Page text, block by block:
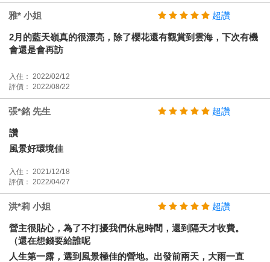
雅* 小姐 超讚
2月的藍天嶺真的很漂亮，除了櫻花還有觀賞到雲海，下次有機
會還是會再訪
入住： 2022/02/12
評價： 2022/08/22
張*銘 先生 超讚
讚
風景好環境佳
入住： 2021/12/18
評價： 2022/04/27
洪*莉 小姐 超讚
營主很貼心，為了不打擾我們休息時間，還到隔天才收費。
（還在想錢要給誰呢
人生第一露，選到風景極佳的營地。出發前兩天，大雨一直